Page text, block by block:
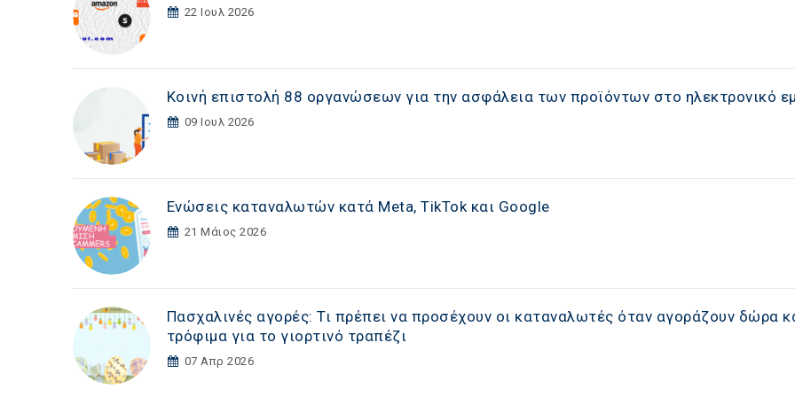
22 Ιουλ 2026
Κοινή επιστολή 88 οργανώσεων για την ασφάλεια των προϊόντων στο ηλεκτρονικό
09 Ιουλ 2026
Ενώσεις καταναλωτών κατά Meta, TikTok και Google
21 Μάιος 2026
Πασχαλινές αγορές: Τι πρέπει να προσέχουν οι καταναλωτές όταν αγοράζουν δώρα
τρόφιμα για το γιορτινό τραπέζι
07 Απρ 2026